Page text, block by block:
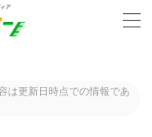
は更新日時点での情報であ